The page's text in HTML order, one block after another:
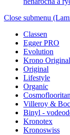
Close submenu
Classen
Egger PRO
Evolution
Krono Original
Original
Lifestyle
Organic
Cosmoflooritan
Villeroy &
Binyl -
Kronotex
Kronoswiss